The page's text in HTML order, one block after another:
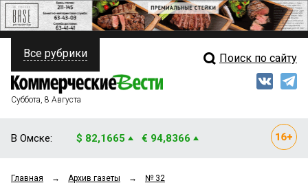
ПОЛИТИКА
ФИНАНСЫ
ОБЩЕСТВО
Свежий выпуск
Все рубрики Поиск по сайту
Суббота, 8 Августа
В Омске: $ 82,1665 € 94,8366
Главная → Архив газеты → № 32